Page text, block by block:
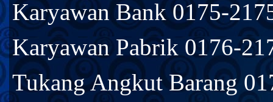
Karyawan Bank 0175-
Karyawan Pabrik 0176-
Tukang Angkut Barang